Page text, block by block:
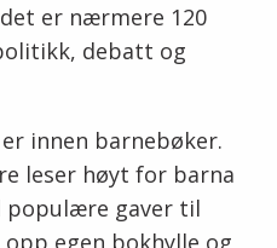
er nærmere 120
debatt og
innen barnebøker.
leser høyt for barna
populære gaver til
egen bokhylle og